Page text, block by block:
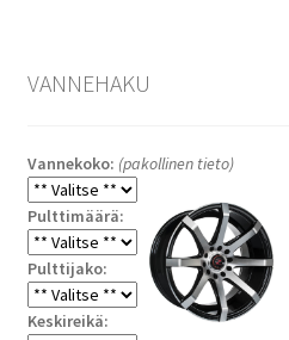
VANNEHAKU
Vannekoko: (pakollinen tieto)
Pulttimäärä:
Pulttijako:
Keskireikä: